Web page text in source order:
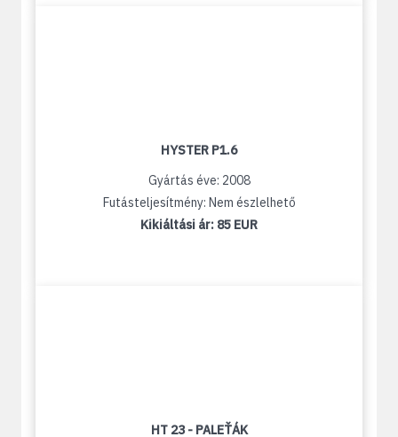
HYSTER P1.6
Gyártás éve: 2008
Futásteljesítmény: Nem észlelhető
Kikiáltási ár: 85 EUR
HT 23 - PALEŤÁK